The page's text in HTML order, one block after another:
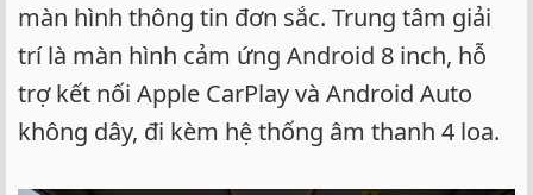
màn hình thông tin đơn sắc. Trung tâm giải
trí là màn hình cảm ứng Android 8 inch, hỗ
trợ kết nối Apple CarPlay và Android Auto
không dây, đi kèm hệ thống âm thanh 4 loa.